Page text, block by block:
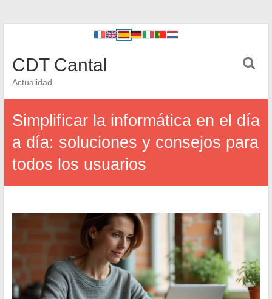
CDT Cantal
Actualidad
Simplificar la informática en el día
a día: soluciones y consejos para
todos los usuarios